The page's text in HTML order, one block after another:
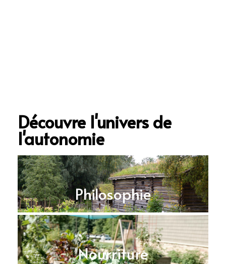
Découvre l'univers de
l'autonomie
Philosophie
Nourriture